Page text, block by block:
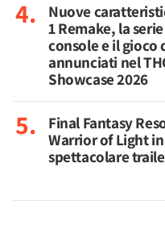
Nuove
1 Remake, la
console e il gioco
annunciati nel
Showcase 2026
Final Fantasy
Warrior of Light
spettacolare